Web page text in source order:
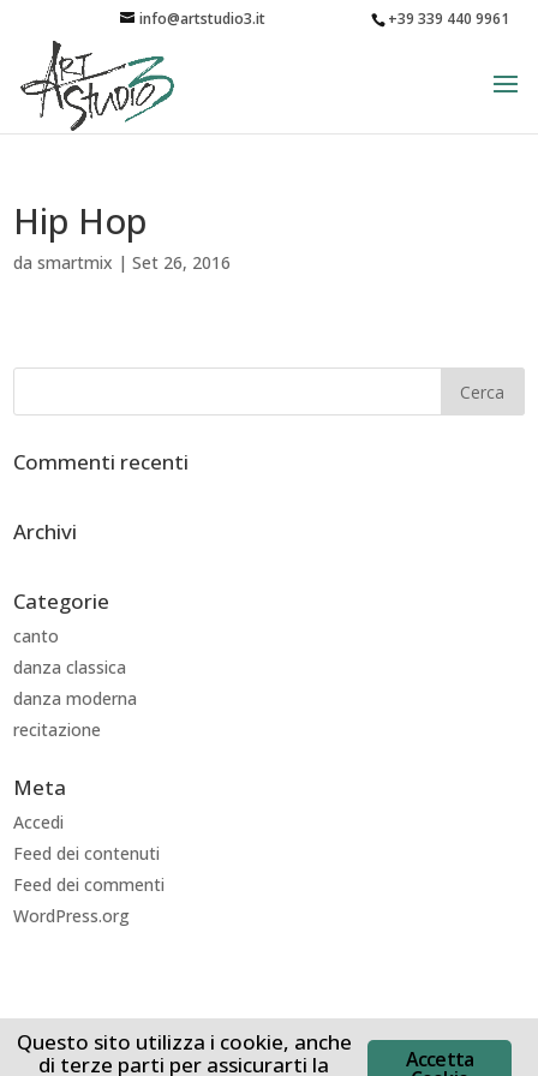
+39 339 440 9961
info@artstudio3.it
Hip Hop
dasmartmix |Set 26, 2016
Commenti recenti
Archivi
Categorie
canto
danza classica
danza moderna
recitazione
Meta
Accedi
Feed dei contenuti
Feed dei commenti
WordPress.org
Accetta
Questo sito utilizza i cookie, anche
di terze parti per assicurarti la